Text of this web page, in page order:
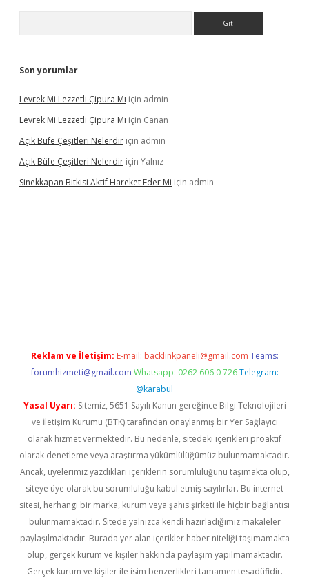
Son yorumlar
Levrek Mi Lezzetli Çipura Mı için admin
Levrek Mi Lezzetli Çipura Mı için Canan
Açık Büfe Çeşitleri Nelerdir için admin
Açık Büfe Çeşitleri Nelerdir için Yalnız
Sinekkapan Bitkisi Aktif Hareket Eder Mi için admin
Reklam ve İletişim: E-mail: backlinkpaneli@gmail.com Teams:
forumhizmeti@gmail.com Whatsapp: 0262 606 0 726 Telegram:
@karabul
Yasal Uyarı: Sitemiz, 5651 Sayılı Kanun gereğince Bilgi Teknolojileri
ve İletişim Kurumu (BTK) tarafından onaylanmış bir Yer Sağlayıcı
olarak hizmet vermektedir. Bu nedenle, sitedeki içerikleri proaktif
olarak denetleme veya araştırma yükümlülüğümüz bulunmamaktadır.
Ancak, üyelerimiz yazdıkları içeriklerin sorumluluğunu taşımakta olup,
siteye üye olarak bu sorumluluğu kabul etmiş sayılırlar. Bu internet
sitesi, herhangi bir marka, kurum veya şahıs şirketi ile hiçbir bağlantısı
bulunmamaktadır. Sitede yalnızca kendi hazırladığımız makaleler
paylaşılmaktadır. Burada yer alan içerikler haber niteliği taşımamakta
olup, gerçek kurum ve kişiler hakkında paylaşım yapılmamaktadır.
Gerçek kurum ve kişiler ile isim benzerlikleri tamamen tesadüfidir.